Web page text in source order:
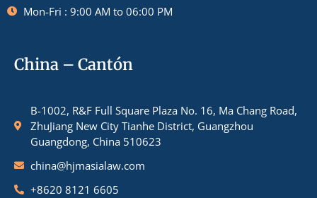
Mon-Fri : 9:00 AM to 06:00 PM
China – Cantón
B-1002, R&F Full Square Plaza No. 16, Ma Chang Road,
ZhuJiang New City Tianhe District, Guangzhou
Guangdong, China 510623
china@hjmasialaw.com
+8620 8121 6605